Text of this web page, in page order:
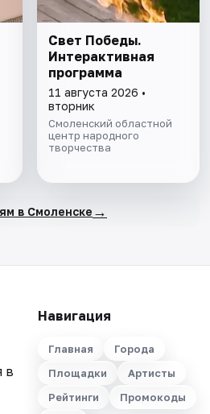
Свет Победы.
Интерактивная
программа
11 августа 2026 •
вторник
Смоленский областной
центр народного
творчества
в Смоленске →
в
Навигация
Главная
Города
Площадки
Артисты
Рейтинги
Промокоды